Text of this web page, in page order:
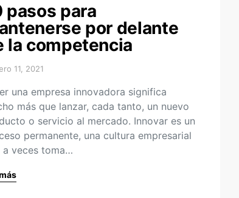
pasos para
por delante
la competencia
11, 2021
una empresa innovadora significa
más que lanzar, cada tanto, un nuevo
o servicio al mercado. Innovar es un
permanente, una cultura empresarial
a veces toma…